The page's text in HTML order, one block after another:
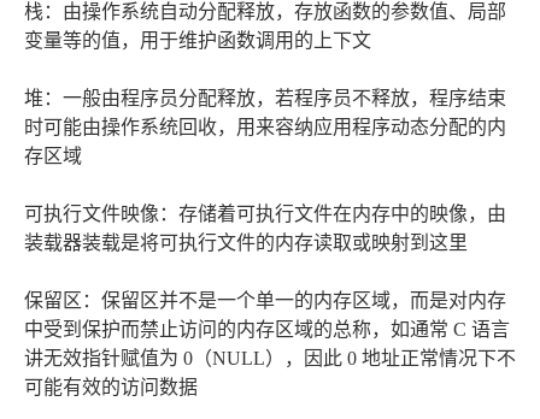
栈：由操作系统自动分配释放，存放函数的参数值、局部
变量等的值，用于维护函数调用的上下文
堆：一般由程序员分配释放，若程序员不释放，程序结束
时可能由操作系统回收，用来容纳应用程序动态分配的内
存区域
可执行文件映像：存储着可执行文件在内存中的映像，由
装载器装载是将可执行文件的内存读取或映射到这里
保留区：保留区并不是一个单一的内存区域，而是对内存
中受到保护而禁止访问的内存区域的总称，如通常 C 语言
讲无效指针赋值为 0（NULL），因此 0 地址正常情况下不
可能有效的访问数据